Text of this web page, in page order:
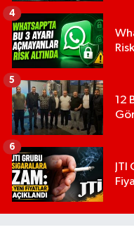
4
12
5
6